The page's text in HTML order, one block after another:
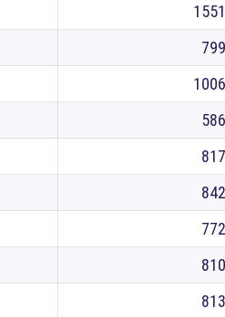
1551
799
1006
586
817
842
772
810
813